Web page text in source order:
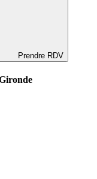
Prendre RDV